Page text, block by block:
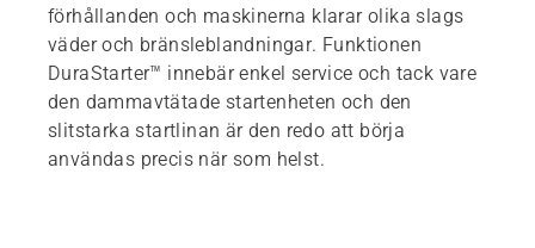
förhållanden och maskinerna klarar olika slags
väder och bränsleblandningar. Funktionen
DuraStarter™ innebär enkel service och tack vare
den dammavtätade startenheten och den
slitstarka startlinan är den redo att börja
användas precis när som helst.